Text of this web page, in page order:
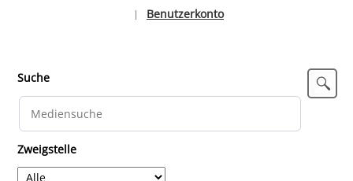
Benutzerkonto
Suche
Zweigstelle